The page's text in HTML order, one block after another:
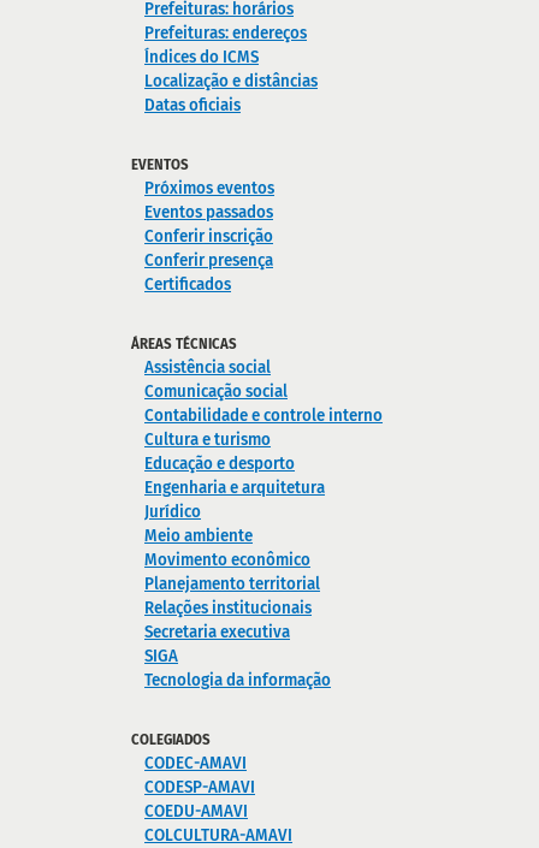
Prefeituras: horários
Prefeituras: endereços
Índices do ICMS
Localização e distâncias
Datas oficiais
EVENTOS
Próximos eventos
Eventos passados
Conferir inscrição
Conferir presença
Certificados
ÁREAS TÉCNICAS
Assistência social
Comunicação social
Contabilidade e controle interno
Cultura e turismo
Educação e desporto
Engenharia e arquitetura
Jurídico
Meio ambiente
Movimento econômico
Planejamento territorial
Relações institucionais
Secretaria executiva
SIGA
Tecnologia da informação
COLEGIADOS
CODEC-AMAVI
CODESP-AMAVI
COEDU-AMAVI
COLCULTURA-AMAVI